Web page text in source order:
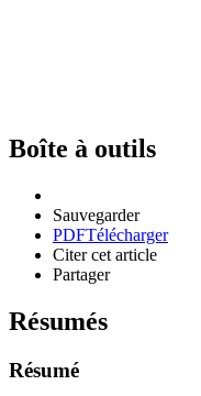
Boîte à outils
Sauvegarder
PDFTélécharger
Citer cet article
Partager
Résumés
Résumé